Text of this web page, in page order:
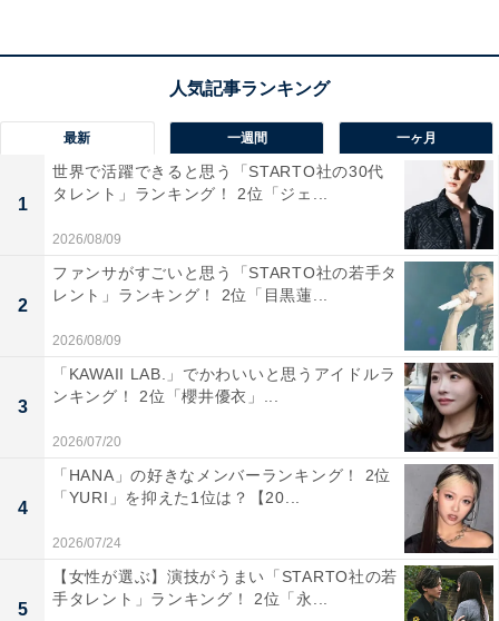
利便性の高さが支持を得ています。
ンテ）」をはじめ、多くの飲食店が集積するほか、駅か
ら徒歩圏内に「戸田市役所」「戸田市立図書館」などの
公共施設がそろうことも大きな魅力です。
この記事の筆者：福島 ゆき プロフィール
アニメや漫画のレビュー、エンタメトピックスなどを中
心に、オールジャンルで執筆中のライター。時々、店舗
取材などのリポート記事も担当。All AboutおよびAll
About ニュースでのライター歴は5年。
次ページ
10位までの全ランキング結果を見
る
最新 一週間 一ヶ月
1
世界で活躍できると思う「STARTO社の30代
タレント」ランキング！ 2位「ジェ...
2026/08/09
2
ファンサがすごいと思う「STARTO社の若手タ
レント」ランキング！ 2位「目黒蓮...
2026/08/09
3
「KAWAII LAB.」でかわいいと思うアイドルラ
ンキング！ 2位「櫻井優衣」...
2026/07/20
4
「HANA」の好きなメンバーランキング！ 2位
「YURI」を抑えた1位は？【20...
2026/07/24
5
【女性が選ぶ】演技がうまい「STARTO社の若
手タレント」ランキング！ 2位「永...